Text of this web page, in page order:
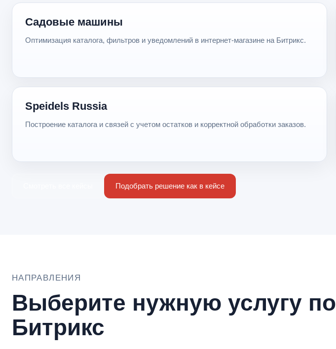
Садовые машины
Оптимизация каталога, фильтров и уведомлений в интернет-магазине на Битрикс.
Speidels Russia
Построение каталога и связей с учетом остатков и корректной обработки заказов.
Подобрать решение как в кейсе
НАПРАВЛЕНИЯ
Выберите нужную услугу
Битрикс